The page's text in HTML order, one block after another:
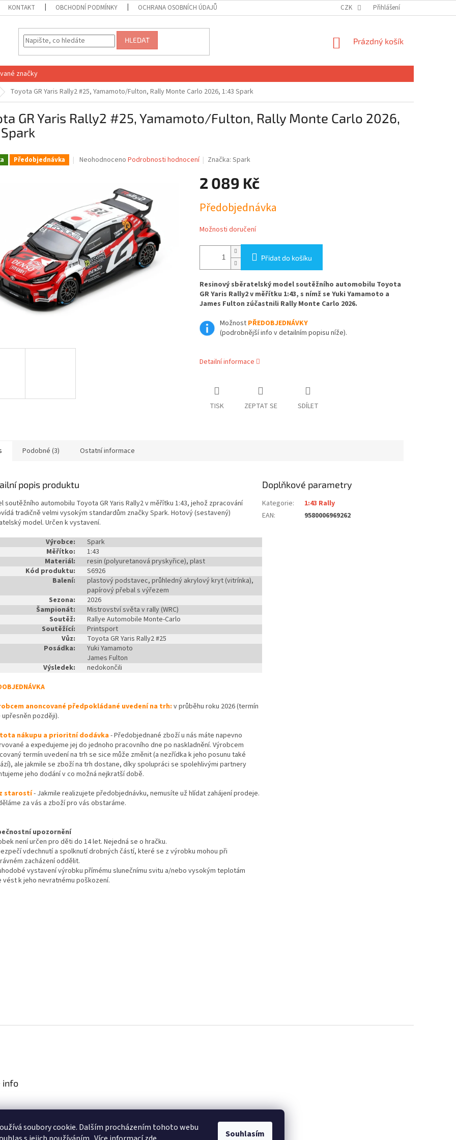
soubory cookie. Dalším procházením tohoto webu
Souhlasím
KONTAKT OBCHODNÍ PODMÍNKY OCHRANA OSOBNÍCH ÚDAJŮ CZK Přihlášení
HLEDAT
NÁKUPNÍ
Prázdný košík
značky
Toyota GR Yaris Rally2 #25, Yamamoto/Fulton, Rally Monte Carlo 2026, 1:43 Spark
GR Yaris Rally2 #25, Yamamoto/Fulton, Rally Monte Carlo 2026,
Předobjednávka
Průměrné
z
5
hvězdiček.
Neohodnoceno Podrobnosti hodnocení Značka:Spark
2 089 Kč
cena:
Předobjednávka
Možnosti doručení
Přidat do košíku
Resinový sběratelský model soutěžního automobilu Toyota
GR Yaris Rally2 v měřítku 1:43, s nímž se Yuki Yamamoto a
James Fulton zúčastnili Rally Monte Carlo 2026.
Možnost PŘEDOBJEDNÁVKY
(podrobnější info v detailním popisu níže).
Detailní informace
TISK ZEPTAT SE SDÍLET
Podobné (3) Ostatní informace
popis produktu
soutěžního automobilu Toyota GR Yaris Rally2 v měřítku 1:43, jehož zpracování
tradičně velmi vysokým standardům značky Spark. Hotový (sestavený)
model. Určen k vystavení.
Výrobce:
Spark
Měřítko:
1:43
Materiál:
resin (polyuretanová pryskyřice), plast
Kód produktu:
S6926
Balení:
plastový podstavec, průhledný akrylový kryt (vitrínka),
papírový přebal s výřezem
Sezona:
2026
Šampionát:
Mistrovství světa v rally (WRC)
Soutěž:
Rallye Automobile Monte-Carlo
Soutěžící:
Printsport
Vůz:
Toyota GR Yaris Rally2 #25
Posádka:
Yuki Yamamoto
James Fulton
Výsledek:
nedokončili
anoncované předpokládané uvedení na trh: v průběhu roku 2026 (termín
později).
nákupu a prioritní dodávka- Předobjednané zboží u nás máte napevno
a expedujeme jej do jednoho pracovního dne po naskladnění. Výrobcem
termín uvedení na trh se sice může změnit (a nezřídka k jeho posunu také
ale jakmile se zboží na trh dostane, díky spolupráci se spolehlivými partnery
jeho dodání v co možná nejkratší době.
starostí- Jakmile realizujete předobjednávku, nemusíte už hlídat zahájení prodeje.
za vás a zboží pro vás obstaráme.
upozornění
není určen pro děti do 14 let. Nejedná se o hračku.
vdechnutí a spolknutí drobných částí, které se z výrobku mohou při
zacházení oddělit.
vystavení výrobku přímému slunečnímu svitu a/nebo vysokým teplotám
vést k jeho nevratnému poškození.
Doplňkové parametry
Kategorie:
1:43 Rally
EAN: 9580006969262
info
údajů